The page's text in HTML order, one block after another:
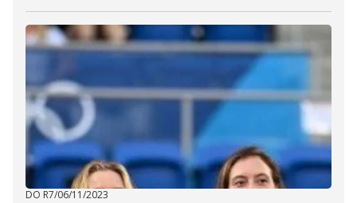
DO R7/06/11/2023